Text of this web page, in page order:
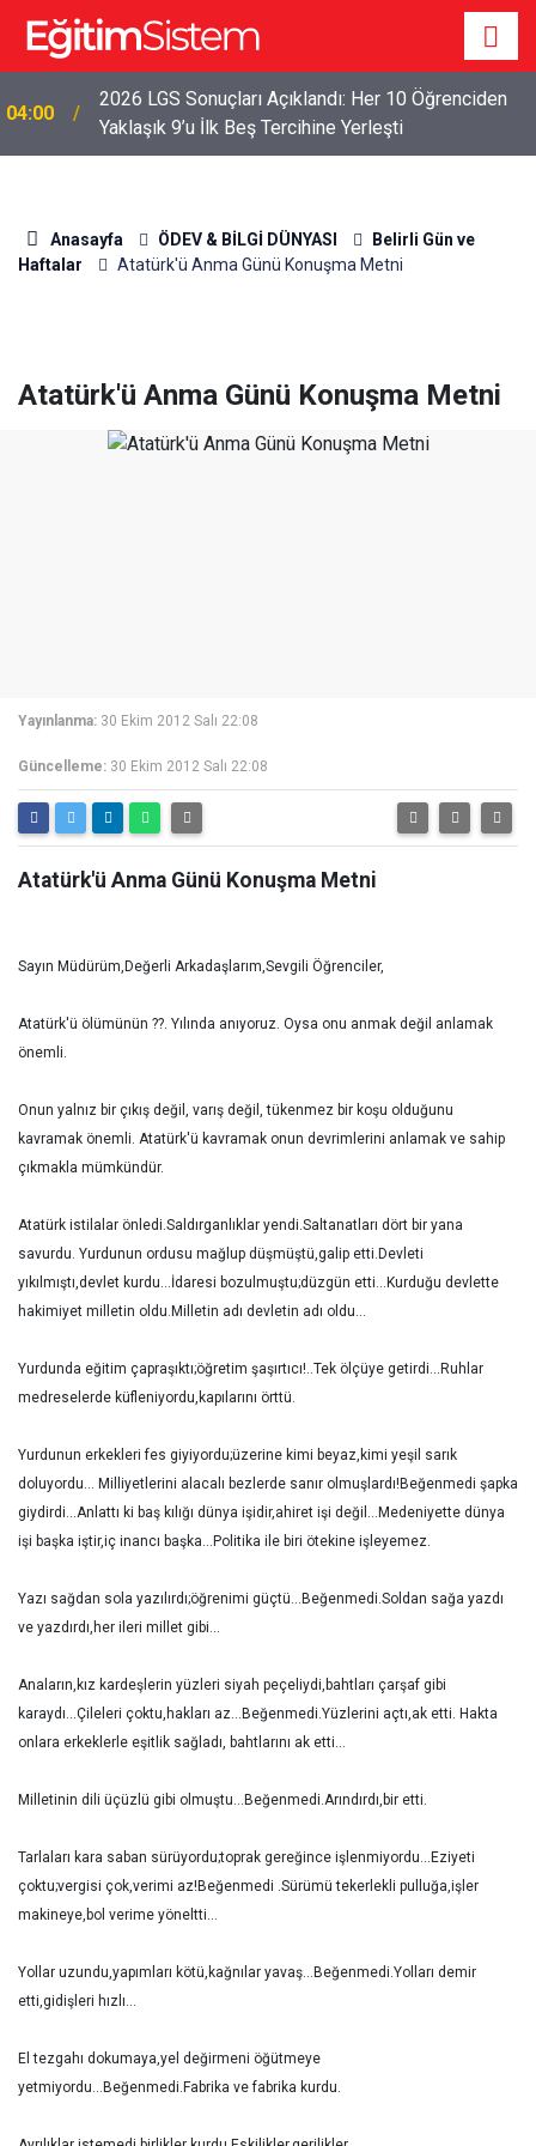
04:00
2026 LGS Sonuçları Açıklandı: Her 10 Öğrenciden
Yaklaşık 9’u İlk Beş Tercihine Yerleşti
Anasayfa ÖDEV & BİLGİ DÜNYASI
Belirli Gün ve
Haftalar
Atatürk'ü Anma Günü Konuşma Metni
Atatürk'ü Anma Günü Konuşma Metni
Yayınlanma: 30 Ekim 2012 Salı 22:08
Güncelleme: 30 Ekim 2012 Salı 22:08
Atatürk'ü Anma Günü Konuşma Metni
Sayın Müdürüm,Değerli Arkadaşlarım,Sevgili Öğrenciler,
Atatürk'ü ölümünün ??. Yılında anıyoruz. Oysa onu anmak değil anlamak
önemli.
Onun yalnız bir çıkış değil, varış değil, tükenmez bir koşu olduğunu
kavramak önemli. Atatürk'ü kavramak onun devrimlerini anlamak ve sahip
çıkmakla mümkündür.
Atatürk istilalar önledi.Saldırganlıklar yendi.Saltanatları dört bir yana
savurdu. Yurdunun ordusu mağlup düşmüştü,galip etti.Devleti
yıkılmıştı,devlet kurdu...İdaresi bozulmuştu;düzgün etti...Kurduğu devlette
hakimiyet milletin oldu.Milletin adı devletin adı oldu...
Yurdunda eğitim çapraşıktı;öğretim şaşırtıcı!..Tek ölçüye getirdi...Ruhlar
medreselerde küfleniyordu,kapılarını örttü.
Yurdunun erkekleri fes giyiyordu;üzerine kimi beyaz,kimi yeşil sarık
doluyordu... Milliyetlerini alacalı bezlerde sanır olmuşlardı!Beğenmedi şapka
giydirdi...Anlattı ki baş kılığı dünya işidir,ahiret işi değil...Medeniyette dünya
işi başka iştir,iç inancı başka...Politika ile biri ötekine işleyemez.
Yazı sağdan sola yazılırdı;öğrenimi güçtü...Beğenmedi.Soldan sağa yazdı
ve yazdırdı,her ileri millet gibi...
Anaların,kız kardeşlerin yüzleri siyah peçeliydi,bahtları çarşaf gibi
karaydı...Çileleri çoktu,hakları az...Beğenmedi.Yüzlerini açtı,ak etti. Hakta
onlara erkeklerle eşitlik sağladı, bahtlarını ak etti...
Milletinin dili üçüzlü gibi olmuştu...Beğenmedi.Arındırdı,bir etti.
Tarlaları kara saban sürüyordu;toprak gereğince işlenmiyordu...Eziyeti
çoktu;vergisi çok,verimi az!Beğenmedi .Sürümü tekerlekli pulluğa,işler
makineye,bol verime yöneltti...
Yollar uzundu,yapımları kötü,kağnılar yavaş...Beğenmedi.Yolları demir
etti,gidişleri hızlı...
El tezgahı dokumaya,yel değirmeni öğütmeye
yetmiyordu...Beğenmedi.Fabrika ve fabrika kurdu.